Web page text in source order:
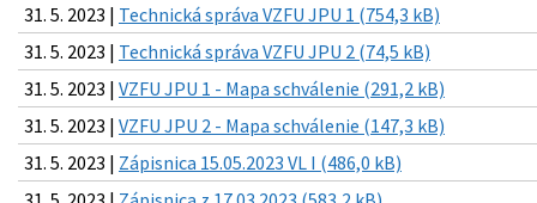
31. 5. 2023 | Technická správa VZFU JPU 1 (754,3 kB)
31. 5. 2023 | Technická správa VZFU JPU 2 (74,5 kB)
31. 5. 2023 | VZFU JPU 1 - Mapa schválenie (291,2 kB)
31. 5. 2023 | VZFU JPU 2 - Mapa schválenie (147,3 kB)
31. 5. 2023 | Zápisnica 15.05.2023 VL I (486,0 kB)